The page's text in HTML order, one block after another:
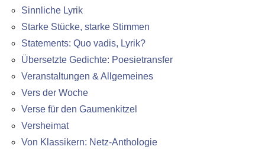
Sinnliche Lyrik
Starke Stücke, starke Stimmen
Statements: Quo vadis, Lyrik?
Übersetzte Gedichte: Poesietransfer
Veranstaltungen & Allgemeines
Vers der Woche
Verse für den Gaumenkitzel
Versheimat
Von Klassikern: Netz-Anthologie